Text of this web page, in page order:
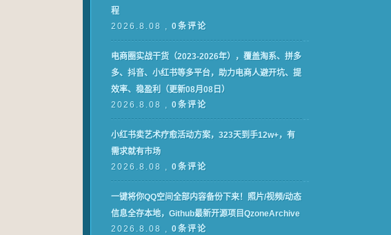
程
2026.8.08 , 0条评论
电商圈实战干货（2023-2026年），覆盖淘系、拼多
多、抖音、小红书等多平台，助力电商人避开坑、提
效率、稳盈利（更新08月08日）
2026.8.08 , 0条评论
小红书卖艺术疗愈活动方案，323天到手12w+，有
需求就有市场
2026.8.08 , 0条评论
一键将你QQ空间全部内容备份下来！照片/视频/动态
信息全存本地，Github最新开源项目QzoneArchive
2026.8.08 , 0条评论